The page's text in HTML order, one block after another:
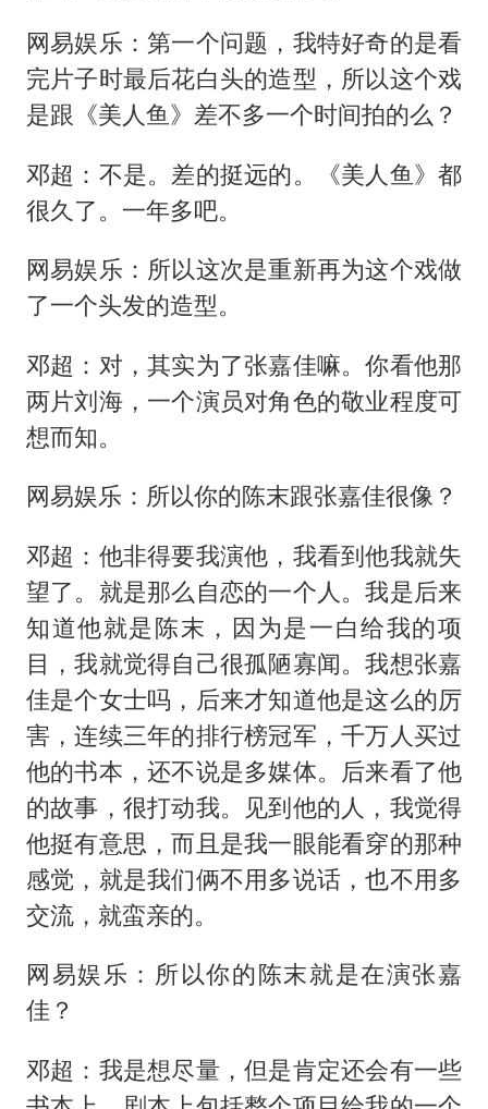
网易娱乐：第一个问题，我特好奇的是看
完片子时最后花白头的造型，所以这个戏
是跟《美人鱼》差不多一个时间拍的么？
邓超：不是。差的挺远的。《美人鱼》都
很久了。一年多吧。
网易娱乐：所以这次是重新再为这个戏做
了一个头发的造型。
邓超：对，其实为了张嘉佳嘛。你看他那
两片刘海，一个演员对角色的敬业程度可
想而知。
网易娱乐：所以你的陈末跟张嘉佳很像？
邓超：他非得要我演他，我看到他我就失
望了。就是那么自恋的一个人。我是后来
知道他就是陈末，因为是一白给我的项
目，我就觉得自己很孤陋寡闻。我想张嘉
佳是个女士吗，后来才知道他是这么的厉
害，连续三年的排行榜冠军，千万人买过
他的书本，还不说是多媒体。后来看了他
的故事，很打动我。见到他的人，我觉得
他挺有意思，而且是我一眼能看穿的那种
感觉，就是我们俩不用多说话，也不用多
交流，就蛮亲的。
网易娱乐：所以你的陈末就是在演张嘉
佳？
邓超：我是想尽量，但是肯定还会有一些